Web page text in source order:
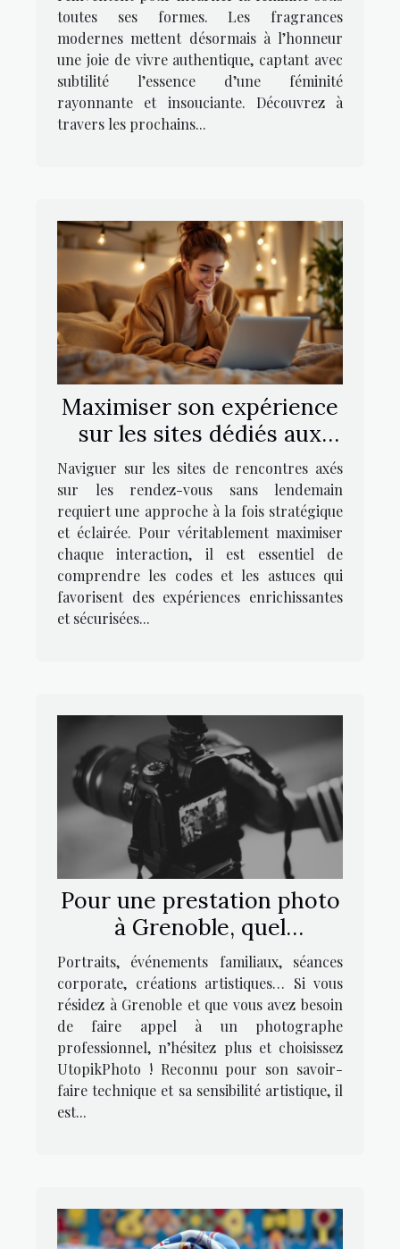
toutes ses formes. Les fragrances
modernes mettent désormais à l’honneur
une joie de vivre authentique, captant avec
subtilité l’essence d’une féminité
rayonnante et insouciante. Découvrez à
travers les prochains...
Maximiser son expérience
sur les sites dédiés aux
rendez-vous sans
lendemain
Naviguer sur les sites de rencontres axés
sur les rendez-vous sans lendemain
requiert une approche à la fois stratégique
et éclairée. Pour véritablement maximiser
chaque interaction, il est essentiel de
comprendre les codes et les astuces qui
favorisent des expériences enrichissantes
et sécurisées...
Pour une prestation photo
à Grenoble, quel
photographe contacter ?
Portraits, événements familiaux, séances
corporate, créations artistiques… Si vous
résidez à Grenoble et que vous avez besoin
de faire appel à un photographe
professionnel, n’hésitez plus et choisissez
UtopikPhoto ! Reconnu pour son savoir-
faire technique et sa sensibilité artistique, il
est...